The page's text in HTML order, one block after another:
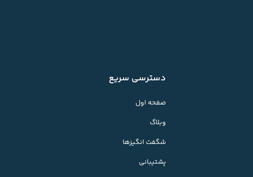
دسترسی سریع
صفحه اول
وبلاگ
شگفت انگیزها
پشتیبانی